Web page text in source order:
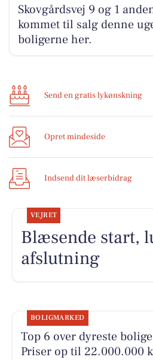
Skovgårdsvej 9 og 1
kommet til salg denne
boligerne her.
Send en gratis lykønskning
Opret mindeside
Indsend dit læserbidrag
VEJRET
Blæsende start,
afslutning
BOLIGMARKED
Top 6 over dyreste
Priser op til 22.000.000